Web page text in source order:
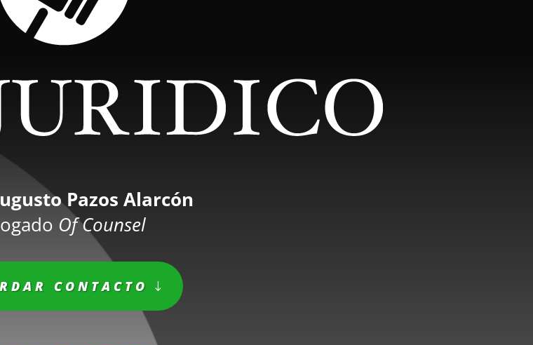
Pazos Alarcón
Of Counsel
CONTACTO